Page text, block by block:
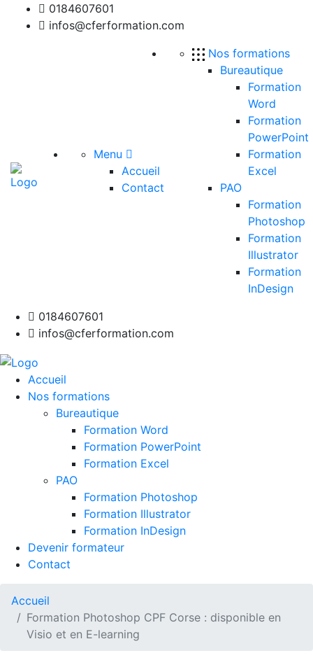
0184607601
infos@cferformation.com
Menu
Accueil
Contact
Nos formations
Bureautique
Formation
Word
Formation
PowerPoint
Formation
Excel
PAO
Formation
Photoshop
Formation
Illustrator
Formation
InDesign
0184607601
infos@cferformation.com
Accueil
Nos formations
Bureautique
Formation Word
Formation PowerPoint
Formation Excel
PAO
Formation Photoshop
Formation Illustrator
Formation InDesign
Devenir formateur
Contact
Accueil
Formation Photoshop CPF Corse : disponible en
Visio et en E-learning